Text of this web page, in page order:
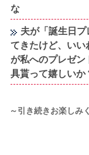
な
夫が「誕生日
てきたけど、いい
が私へのプレゼ
具貰って嬉しいか
～引き続きお楽しみ